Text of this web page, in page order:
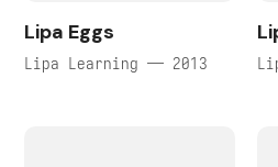
Lipa Eggs
Lipa Learning — 2013